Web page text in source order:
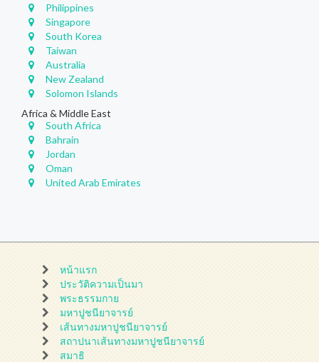
Philippines
Singapore
South Korea
Taiwan
Australia
New Zealand
Solomon Islands
Africa & Middle East
South Africa
Bahrain
Jordan
Oman
United Arab Emirates
หน้าแรก
ประวัติความเป็นมา
พระธรรมกาย
มหาปูชนียาจารย์
เส้นทางมหาปูชนียาจารย์
สถาปนาเส้นทางมหาปูชนียาจารย์
สมาธิ